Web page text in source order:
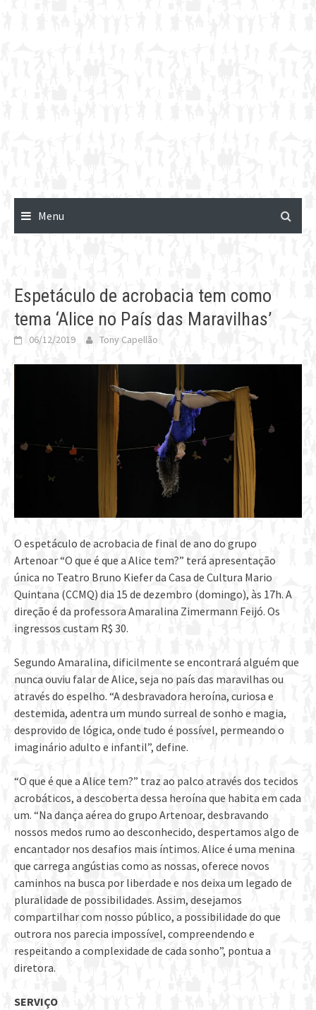
Menu
Espetáculo de acrobacia tem como
tema ‘Alice no País das Maravilhas’
06/12/2019 Tony Capellão
O espetáculo de acrobacia de final de ano do grupo
Artenoar “O que é que a Alice tem?” terá apresentação
única no Teatro Bruno Kiefer da Casa de Cultura Mario
Quintana (CCMQ) dia 15 de dezembro (domingo), às 17h. A
direção é da professora Amaralina Zimermann Feijó. Os
ingressos custam R$ 30.
Segundo Amaralina, dificilmente se encontrará alguém que
nunca ouviu falar de Alice, seja no país das maravilhas ou
através do espelho. “A desbravadora heroína, curiosa e
destemida, adentra um mundo surreal de sonho e magia,
desprovido de lógica, onde tudo é possível, permeando o
imaginário adulto e infantil”, define.
“O que é que a Alice tem?” traz ao palco através dos tecidos
acrobáticos, a descoberta dessa heroína que habita em cada
um. “Na dança aérea do grupo Artenoar, desbravando
nossos medos rumo ao desconhecido, despertamos algo de
encantador nos desafios mais íntimos. Alice é uma menina
que carrega angústias como as nossas, oferece novos
caminhos na busca por liberdade e nos deixa um legado de
pluralidade de possibilidades. Assim, desejamos
compartilhar com nosso público, a possibilidade do que
outrora nos parecia impossível, compreendendo e
respeitando a complexidade de cada sonho”, pontua a
diretora.
SERVIÇO